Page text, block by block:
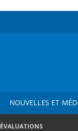
NOUVELLES ET
ÉVALUATIONS